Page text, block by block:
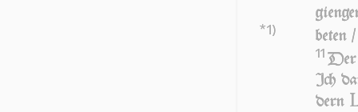
*1)
be­ten
11
Ich
dern